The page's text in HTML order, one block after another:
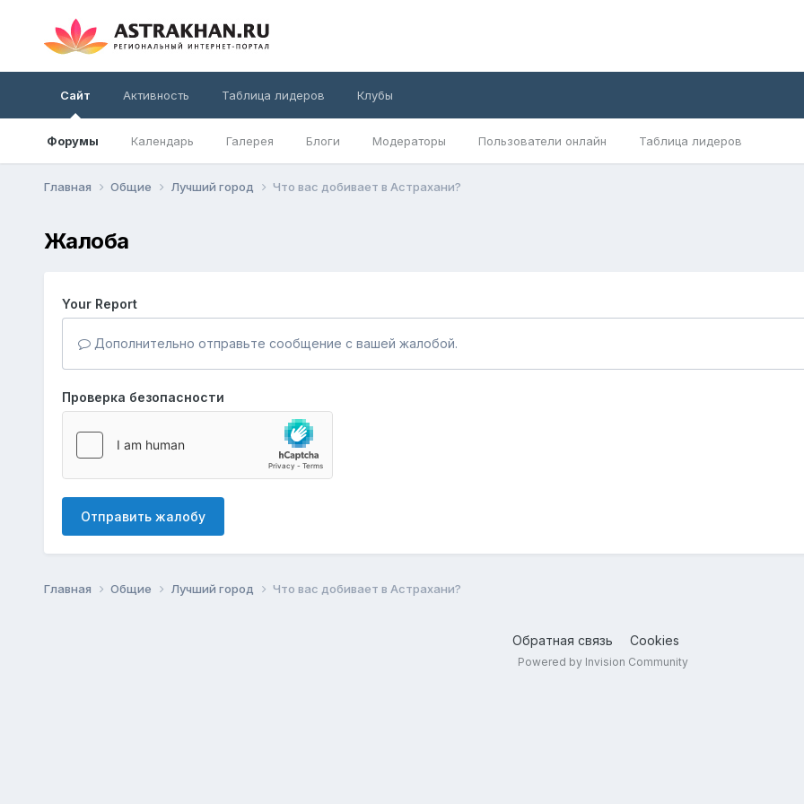
Сайт
Форумы Календарь Галерея Блоги Модераторы Пользователи онлайн Таблица лидеров
Активность Таблица лидеров Клубы
Главная Общие Лучший город Что вас добивает в Астрахани?
Жалоба
Your Report
Дополнительно отправьте сообщение с вашей жалобой.
Проверка безопасности
Отправить жалобу
Главная Общие Лучший город Что вас добивает в Астрахани?
Обратная связь Cookies
Powered by Invision Community